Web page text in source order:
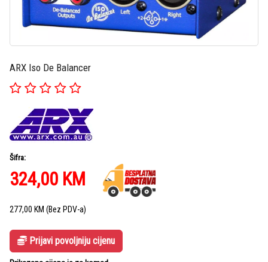
ARX Iso De Balancer
Šifra:
324,00 KM
277,00 KM (Bez PDV-a)
Prijavi povoljniju cijenu